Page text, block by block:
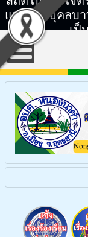
แทบพระยุคลบ
เป็